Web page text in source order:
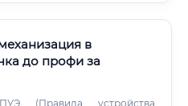
в
до профи за